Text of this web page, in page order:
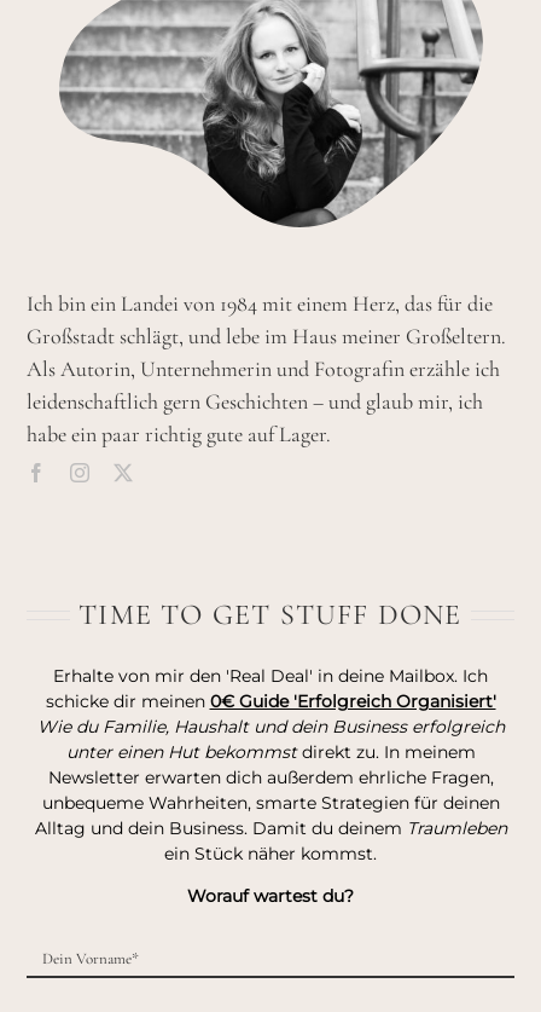
Ich bin ein Landei von 1984 mit einem Herz, das für die
Großstadt schlägt, und lebe im Haus meiner Großeltern.
Als Autorin, Unternehmerin und Fotografin erzähle ich
leidenschaftlich gern Geschichten – und glaub mir, ich
habe ein paar richtig gute auf Lager.
TIME TO GET STUFF DONE
Erhalte von mir den 'Real Deal' in deine Mailbox. Ich
schicke dir meinen 0€ Guide 'Erfolgreich Organisiert'
Wie du Familie, Haushalt und dein Business erfolgreich
unter einen Hut bekommstdirekt zu. In meinem
Newsletter erwarten dich außerdem ehrliche Fragen,
unbequeme Wahrheiten, smarte Strategien für deinen
Alltag und dein Business. Damit du deinem Traumleben
ein Stück näher kommst.
Worauf wartest du?